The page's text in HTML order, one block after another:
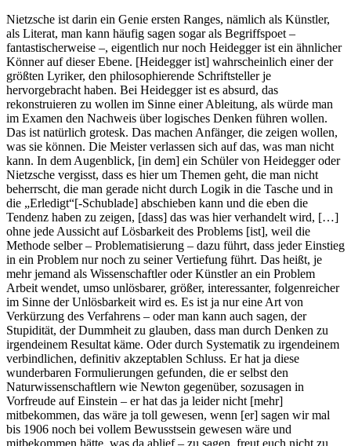
Nietzsche ist darin ein Genie ersten Ranges, nämlich als Künstler,
als Literat, man kann häufig sagen sogar als Begriffspoet –
fantastischerweise –, eigentlich nur noch Heidegger ist ein ähnlicher
Könner auf dieser Ebene. [Heidegger ist] wahrscheinlich einer der
größten Lyriker, den philosophierende Schriftsteller je
hervorgebracht haben. Bei Heidegger ist es absurd, das
rekonstruieren zu wollen im Sinne einer Ableitung, als würde man
im Examen den Nachweis über logisches Denken führen wollen.
Das ist natürlich grotesk. Das machen Anfänger, die zeigen wollen,
was sie können. Die Meister verlassen sich auf das, was man nicht
kann. In dem Augenblick, [in dem] ein Schüler von Heidegger oder
Nietzsche vergisst, dass es hier um Themen geht, die man nicht
beherrscht, die man gerade nicht durch Logik in die Tasche und in
die „Erledigt“[-Schublade] abschieben kann und die eben die
Tendenz haben zu zeigen, [dass] das was hier verhandelt wird, […]
ohne jede Aussicht auf Lösbarkeit des Problems [ist], weil die
Methode selber – Problematisierung – dazu führt, dass jeder Einstieg
in ein Problem nur noch zu seiner Vertiefung führt. Das heißt, je
mehr jemand als Wissenschaftler oder Künstler an ein Problem
Arbeit wendet, umso unlösbarer, größer, interessanter, folgenreicher
im Sinne der Unlösbarkeit wird es. Es ist ja nur eine Art von
Verkürzung des Verfahrens – oder man kann auch sagen, der
Stupidität, der Dummheit zu glauben, dass man durch Denken zu
irgendeinem Resultat käme. Oder durch Systematik zu irgendeinem
verbindlichen, definitiv akzeptablen Schluss. Er hat ja diese
wunderbaren Formulierungen gefunden, die er selbst den
Naturwissenschaftlern wie Newton gegenüber, sozusagen in
Vorfreude auf Einstein – er hat das ja leider nicht [mehr]
mitbekommen, das wäre ja toll gewesen, wenn [er] sagen wir mal
bis 1906 noch bei vollem Bewusstsein gewesen wäre und
mitbekommen hätte, was da ablief – zu sagen, freut euch nicht zu